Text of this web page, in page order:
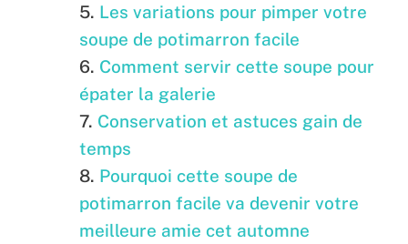
Les variations pour pimper votre
soupe de potimarron facile
Comment servir cette soupe pour
épater la galerie
Conservation et astuces gain de
temps
Pourquoi cette soupe de
potimarron facile va devenir votre
meilleure amie cet automne